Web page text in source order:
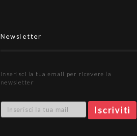
Newsletter
Inserisci la tua email per ricevere la
newsletter